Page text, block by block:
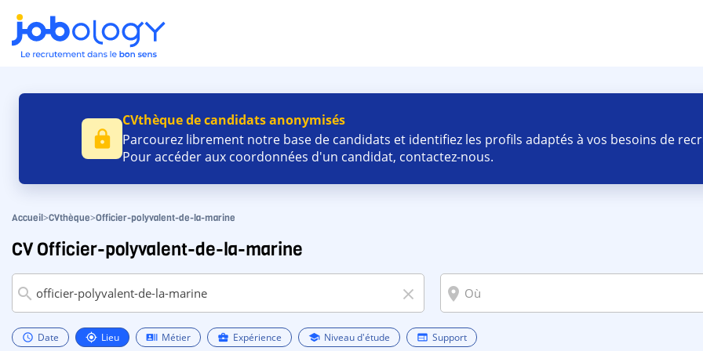
lock
CVthèque de candidats anonymisés
Parcourez librement notre base de candidats et identifiez les profils adaptés à vos besoins de
Pour accéder aux coordonnées d'un candidat, contactez-nous.
Accueil>CVthèque>Officier-polyvalent-de-la-marine
CV Officier-polyvalent-de-la-marine
search close room
schedule Date my_location Lieu recent_actors Métier business_center Expérience school Niveau d'étude web Support